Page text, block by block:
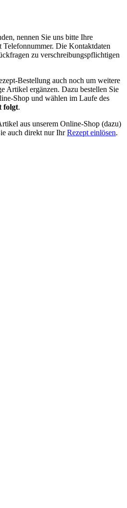
nennen Sie uns bitte Ihre
Die Kontaktdaten
zu verschreibungspflichtigen
Bestellung auch noch um weitere
Artikel ergänzen. Dazu bestellen Sie
Shop und wählen im Laufe des
folgt.
aus unserem Online-Shop (dazu)
auch direkt nur IhrRezept einlösen.